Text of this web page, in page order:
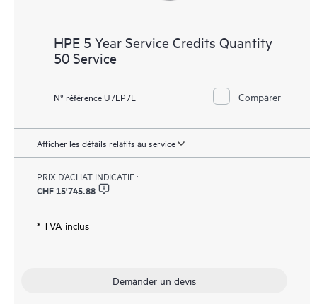
HPE 5 Year Service Credits Quantity
50 Service
N° référence U7EP7E Comparer
Afficher les détails relatifs au service
PRIX D’ACHAT INDICATIF :
CHF 15'745.88
* TVA inclus
Demander un devis